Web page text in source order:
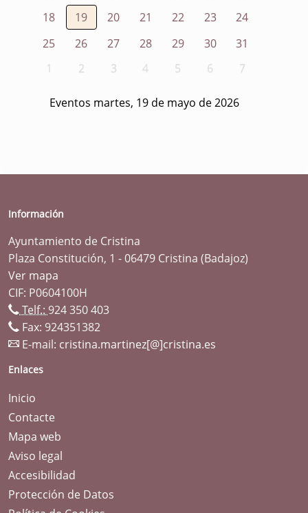
18
19 20 21 22 23
24
25
26 27 28 29 30
31
1
2 3 4 5 6 7
Eventos martes, 19 de mayo de 2026
Información
Ayuntamiento de Cristina
Plaza Constitución, 1 - 06479 Cristina (Badajoz)
Ver mapa
CIF: P0604100H
Telf.: 924 350 403
Fax: 924351382
E-mail: cristina.martinez[@]cristina.es
Enlaces
Inicio
Contacte
Mapa web
Aviso legal
Accesibilidad
Protección de Datos